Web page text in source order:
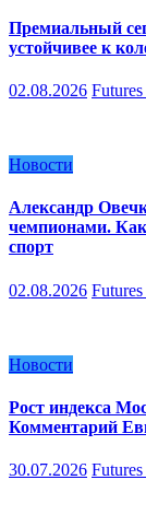
Премиальный
устойчивее к
02.08.2026
Новости
Александр
чемпионами.
спорт
02.08.2026
Новости
Рост индекса
Комментарий
30.07.2026